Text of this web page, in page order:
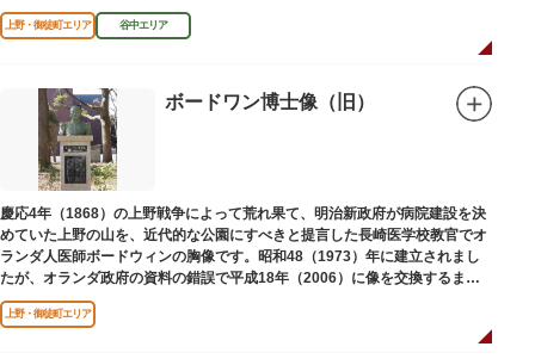
区にゆかりのある本作品を通して、新たな観光スポット創出による誘客促進
と区内観光客の回遊性向上を図るため、こちらのマンホール蓋を設置しまし
設置年月日：令和4年3月1日
上野・御徒町エリア 谷中エリア
ボードワン博士像（旧）
慶応4年（1868）の上野戦争によって荒れ果て、明治新政府が病院建設を決
めていた上野の山を、近代的な公園にすべきと提言した長崎医学校教官でオ
ランダ人医師ボードウィンの胸像です。昭和48（1973）年に建立されまし
たが、オランダ政府の資料の錯誤で平成18年（2006）に像を交換するまで
は博士の弟の像でした。
上野・御徒町エリア